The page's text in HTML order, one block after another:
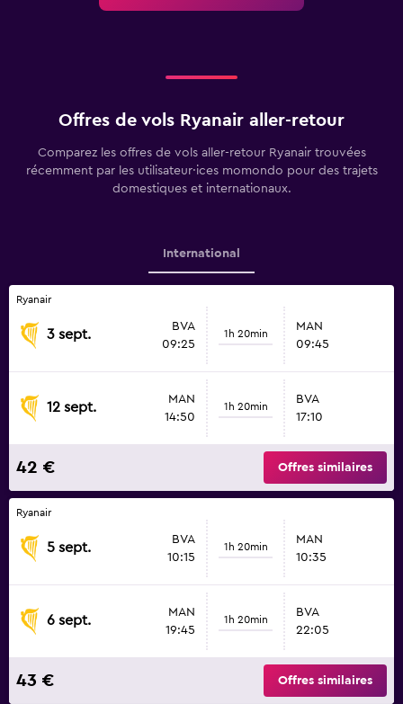
Offres de vols Ryanair aller-retour
Comparez les offres de vols aller-retour Ryanair trouvées
récemment par les utilisateur·ices momondo pour des trajets
domestiques et internationaux.
International
Ryanair
3 sept.
BVA
09:25
1h 20min
MAN
09:45
12 sept.
MAN
14:50
1h 20min
BVA
17:10
42 € Offres similaires
Ryanair
5 sept.
BVA
10:15
1h 20min
MAN
10:35
6 sept.
MAN
19:45
1h 20min
BVA
22:05
43 € Offres similaires